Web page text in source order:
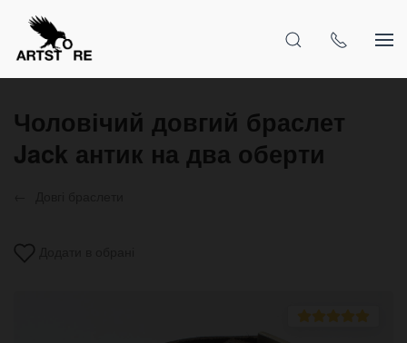
Чоловічий довгий браслет
Jack антик на два оберти